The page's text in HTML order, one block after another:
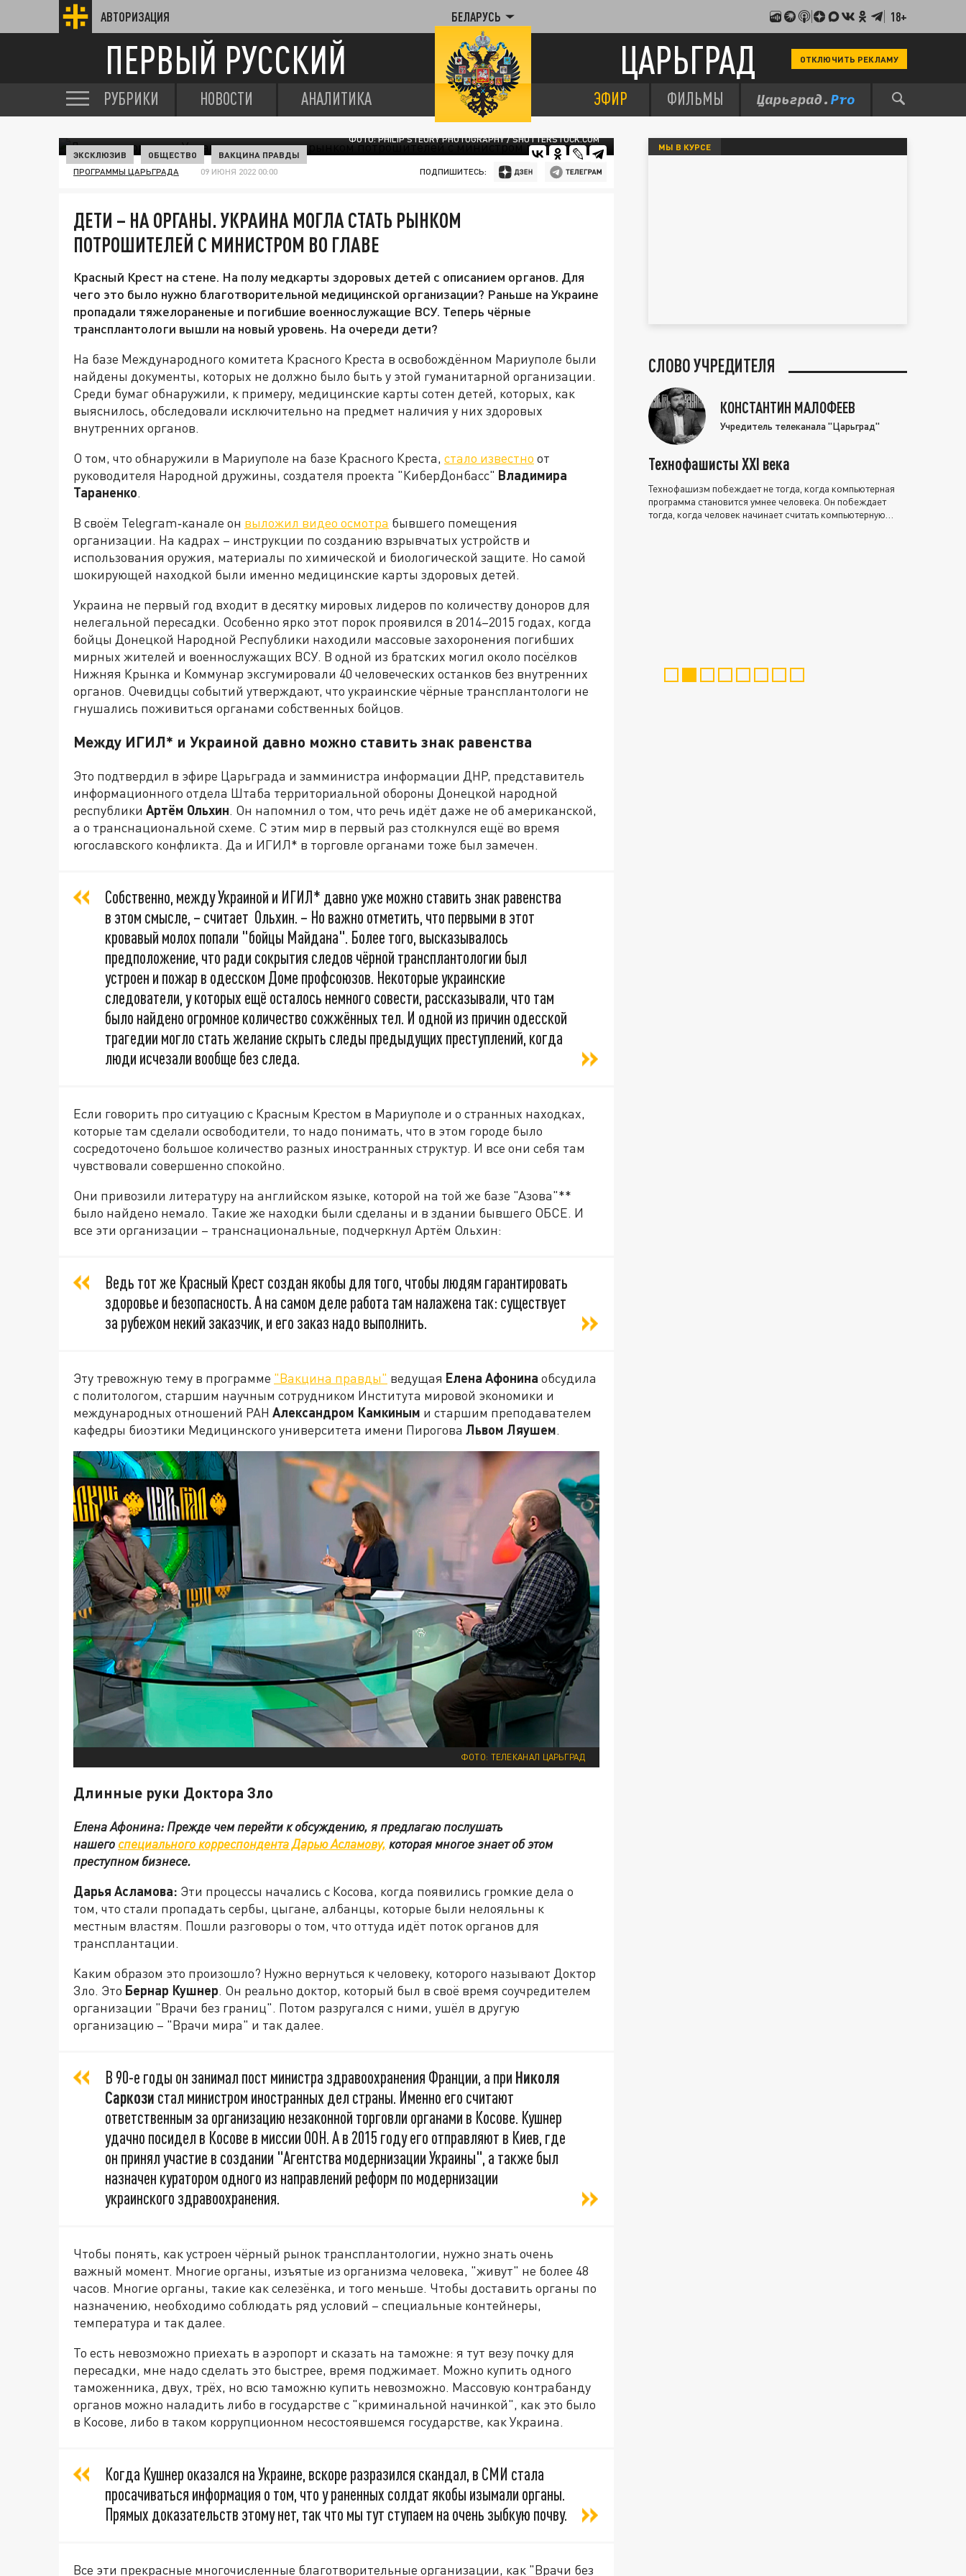
АВТОРИЗАЦИЯ БЕЛАРУСЬ 18+
ПЕРВЫЙ РУССКИЙ ЦАРЬГРАД ОТКЛЮЧИТЬ РЕКЛАМУ
РУБРИКИ НОВОСТИ АНАЛИТИКА ЭФИР ФИЛЬМЫ
ФОТО: PHILIP STEURY PHOTOGRAPHY / SHUTTERSTOCK.COM
ЭКСКЛЮЗИВ ОБЩЕСТВО ВАКЦИНА ПРАВДЫ
ПРОГРАММЫ ЦАРЬГРАДА 09 ИЮНЯ 2022 00:00 ПОДПИШИТЕСЬ:
ДЕТИ – НА ОРГАНЫ. УКРАИНА МОГЛА СТАТЬ РЫНКОМ
ПОТРОШИТЕЛЕЙ С МИНИСТРОМ ВО ГЛАВЕ
Красный Крест на стене. На полу медкарты здоровых детей с описанием органов. Для
чего это было нужно благотворительной медицинской организации? Раньше на Украине
пропадали тяжелораненые и погибшие военнослужащие ВСУ. Теперь чёрные
трансплантологи вышли на новый уровень. На очереди дети?
На базе Международного комитета Красного Креста в освобождённом Мариуполе были
найдены документы, которых не должно было быть у этой гуманитарной организации.
Среди бумаг обнаружили, к примеру, медицинские карты сотен детей, которых, как
выяснилось, обследовали исключительно на предмет наличия у них здоровых
внутренних органов.
О том, что обнаружили в Мариуполе на базе Красного Креста, стало известно от
руководителя Народной дружины, создателя проекта "КиберДонбасс" Владимира
Тараненко.
В своём Telegram‑канале он выложил видео осмотра бывшего помещения
организации. На кадрах – инструкции по созданию взрывчатых устройств и
использования оружия, материалы по химической и биологической защите. Но самой
шокирующей находкой были именно медицинские карты здоровых детей.
Украина не первый год входит в десятку мировых лидеров по количеству доноров для
нелегальной пересадки. Особенно ярко этот порок проявился в 2014–2015 годах, когда
бойцы Донецкой Народной Республики находили массовые захоронения погибших
мирных жителей и военнослужащих ВСУ. В одной из братских могил около посёлков
Нижняя Крынка и Коммунар эксгумировали 40 человеческих останков без внутренних
органов. Очевидцы событий утверждают, что украинские чёрные трансплантологи не
гнушались поживиться органами собственных бойцов.
Между ИГИЛ* и Украиной давно можно ставить знак равенства
Это подтвердил в эфире Царьграда и замминистра информации ДНР, представитель
информационного отдела Штаба территориальной обороны Донецкой народной
республики Артём Ольхин. Он напомнил о том, что речь идёт даже не об американской,
а о транснациональной схеме. С этим мир в первый раз столкнулся ещё во время
югославского конфликта. Да и ИГИЛ* в торговле органами тоже был замечен.
Собственно, между Украиной и ИГИЛ* давно уже можно ставить знак равенства
в этом смысле, – считает Ольхин. – Но важно отметить, что первыми в этот
кровавый молох попали "бойцы Майдана". Более того, высказывалось
предположение, что ради сокрытия следов чёрной трансплантологии был
устроен и пожар в одесском Доме профсоюзов. Некоторые украинские
следователи, у которых ещё осталось немного совести, рассказывали, что там
было найдено огромное количество сожжённых тел. И одной из причин одесской
трагедии могло стать желание скрыть следы предыдущих преступлений, когда
люди исчезали вообще без следа.
Если говорить про ситуацию с Красным Крестом в Мариуполе и о странных находках,
которые там сделали освободители, то надо понимать, что в этом городе было
сосредоточено большое количество разных иностранных структур. И все они себя там
чувствовали совершенно спокойно.
Они привозили литературу на английском языке, которой на той же базе "Азова"**
было найдено немало. Такие же находки были сделаны и в здании бывшего ОБСЕ. И
все эти организации – транснациональные, подчеркнул Артём Ольхин:
Ведь тот же Красный Крест создан якобы для того, чтобы людям гарантировать
здоровье и безопасность. А на самом деле работа там налажена так: существует
за рубежом некий заказчик, и его заказ надо выполнить.
Эту тревожную тему в программе "Вакцина правды" ведущая Елена Афонина обсудила
с политологом, старшим научным сотрудником Института мировой экономики и
международных отношений РАН Александром Камкиным и старшим преподавателем
кафедры биоэтики Медицинского университета имени Пирогова Львом Ляушем.
ФОТО: ТЕЛЕКАНАЛ ЦАРЬГРАД
Длинные руки Доктора Зло
Елена Афонина: Прежде чем перейти к обсуждению, я предлагаю послушать
нашего специального корреспондента Дарью Асламову, которая многое знает об этом
преступном бизнесе.
Дарья Асламова: Эти процессы начались с Косова, когда появились громкие дела о
том, что стали пропадать сербы, цыгане, албанцы, которые были нелояльны к
местным властям. Пошли разговоры о том, что оттуда идёт поток органов для
трансплантации.
Каким образом это произошло? Нужно вернуться к человеку, которого называют Доктор
Зло. Это Бернар Кушнер. Он реально доктор, который был в своё время соучредителем
организации "Врачи без границ". Потом разругался с ними, ушёл в другую
организацию – "Врачи мира" и так далее.
В 90-е годы он занимал пост министра здравоохранения Франции, а при Николя
Саркози стал министром иностранных дел страны. Именно его считают
ответственным за организацию незаконной торговли органами в Косове. Кушнер
удачно посидел в Косове в миссии ООН. А в 2015 году его отправляют в Киев, где
он принял участие в создании "Агентства модернизации Украины", а также был
назначен куратором одного из направлений реформ по модернизации
украинского здравоохранения.
Чтобы понять, как устроен чёрный рынок трансплантологии, нужно знать очень
важный момент. Многие органы, изъятые из организма человека, "живут" не более 48
часов. Многие органы, такие как селезёнка, и того меньше. Чтобы доставить органы по
назначению, необходимо соблюдать ряд условий – специальные контейнеры,
температура и так далее.
То есть невозможно приехать в аэропорт и сказать на таможне: я тут везу почку для
пересадки, мне надо сделать это быстрее, время поджимает. Можно купить одного
таможенника, двух, трёх, но всю таможню купить невозможно. Массовую контрабанду
органов можно наладить либо в государстве с "криминальной начинкой", как это было
в Косове, либо в таком коррупционном несостоявшемся государстве, как Украина.
Когда Кушнер оказался на Украине, вскоре разразился скандал, в СМИ стала
просачиваться информация о том, что у раненных солдат якобы изымали органы.
Прямых доказательств этому нет, так что мы тут ступаем на очень зыбкую почву.
Все эти прекрасные многочисленные благотворительные организации, как "Врачи без
МЫ В КУРСЕ
СЛОВО УЧРЕДИТЕЛЯ
КОНСТАНТИН МАЛОФЕЕВ
Учредитель телеканала "Царьград"
Технофашисты XXI века
Технофашизм побеждает не тогда, когда компьютерная
программа становится умнее человека. Он побеждает
тогда, когда человек начинает считать компьютерную